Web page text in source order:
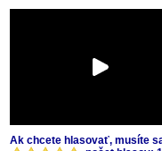
Ak chcete hlasovať, musíte